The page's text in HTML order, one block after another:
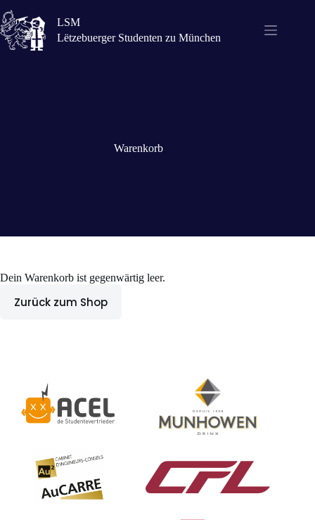
Inhalt
springen
LSM
Lëtzebuerger Studenten zu München
Warenkorb
Dein Warenkorb ist gegenwärtig leer.
Zurück zum Shop